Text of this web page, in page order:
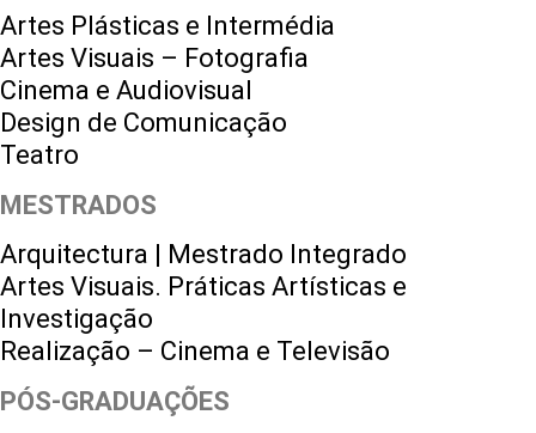
Artes Plásticas e Intermédia
Artes Visuais – Fotografia
Cinema e Audiovisual
Design de Comunicação
Teatro
MESTRADOS
Arquitectura | Mestrado Integrado
Artes Visuais. Práticas Artísticas e
Investigação
Realização – Cinema e Televisão
PÓS-GRADUAÇÕES